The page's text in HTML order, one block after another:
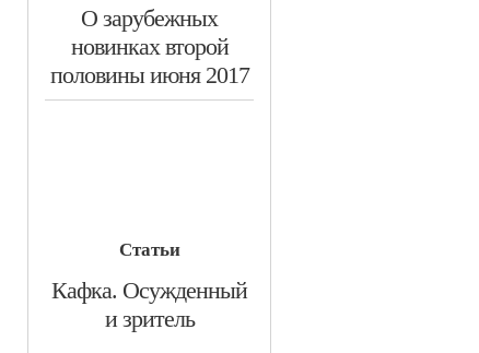
​О зарубежных
новинках второй
половины июня 2017
Статьи
​Кафка. Осужденный
и зритель